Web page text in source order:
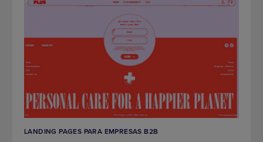
LANDING PAGES PARA EMPRESAS B2B